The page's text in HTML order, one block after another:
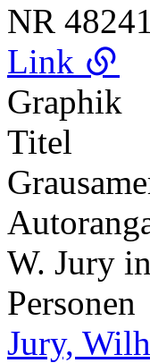
NR 48241
Link
Graphik
Titel
W. Jury
Personen
Jury,